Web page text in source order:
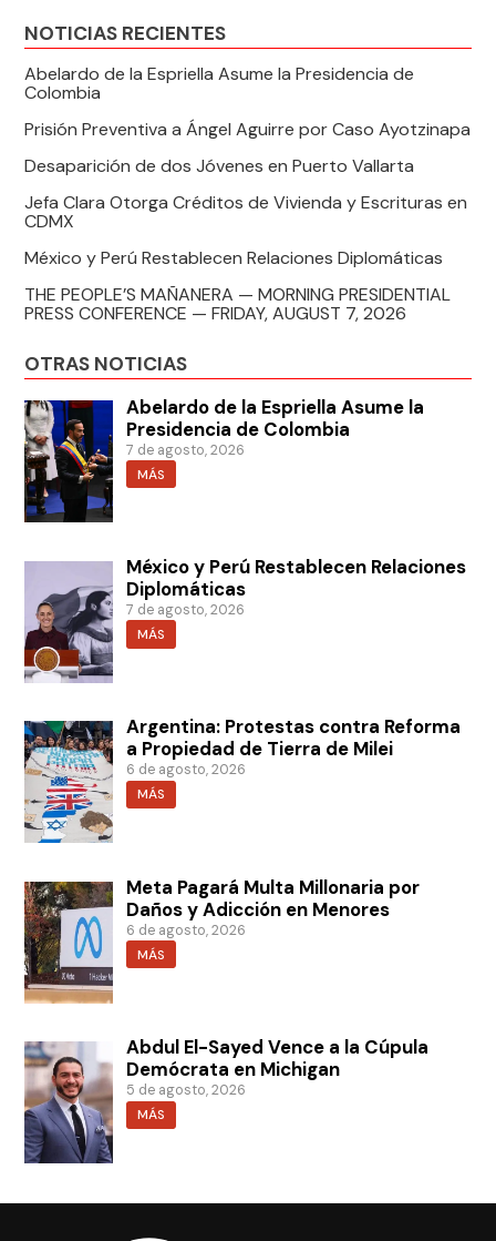
NOTICIAS RECIENTES
Abelardo de la Espriella Asume la Presidencia de
Colombia
Prisión Preventiva a Ángel Aguirre por Caso Ayotzinapa
Desaparición de dos Jóvenes en Puerto Vallarta
Jefa Clara Otorga Créditos de Vivienda y Escrituras en
CDMX
México y Perú Restablecen Relaciones Diplomáticas
THE PEOPLE’S MAÑANERA — MORNING PRESIDENTIAL
PRESS CONFERENCE — FRIDAY, AUGUST 7, 2026
OTRAS NOTICIAS
Abelardo de la Espriella Asume la
Presidencia de Colombia
7 de agosto, 2026
MÁS
México y Perú Restablecen Relaciones
Diplomáticas
7 de agosto, 2026
MÁS
Argentina: Protestas contra Reforma
a Propiedad de Tierra de Milei
6 de agosto, 2026
MÁS
Meta Pagará Multa Millonaria por
Daños y Adicción en Menores
6 de agosto, 2026
MÁS
Abdul El-Sayed Vence a la Cúpula
Demócrata en Michigan
5 de agosto, 2026
MÁS